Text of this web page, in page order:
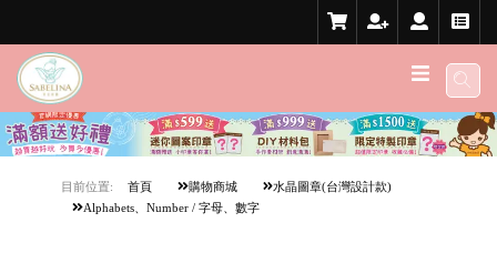
目前位置: 首頁 購物商城
水晶圖章(台灣設計款)
Alphabets、Number / 字母、數字